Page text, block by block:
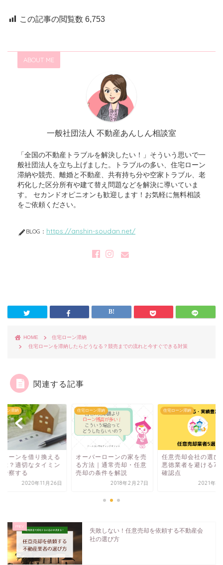
この記事の閲覧数 6,753
ABOUT ME
一般社団法人 不動産あんしん相談室
「全国の不動産トラブルを解決したい！」そういう思いで一
般社団法人を立ち上げました。トラブルの多い、住宅ローン
滞納や競売、離婚と不動産、共有持ち分や空家トラブル、老
朽化した区分所有や建て替え問題などを解決に導いていま
す。 セカンドオピニオンも歓迎します！お気軽に無料相談
をご依頼ください。
BLOG： https://anshin-soudan.net/
HOME
住宅ローン滞納
住宅ローンを滞納したらどうなる？競売までの流れと今すぐできる対策
関連する記事
ーン滞納
ローンを借り換える
は？適切なタイミン
考察する
2020年11月26日
住宅ローン滞納
オーバーローンの家を売
る方法｜通常売却・任意
売却の条件を解説
2018年2月27日
住宅ローン滞納
任意売却会社の選び
悪徳業者を避ける7
確認点
2021年5
失敗しない！任意売却を依頼する不動産会
社の選び方